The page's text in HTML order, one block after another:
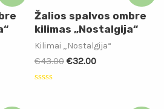
Žalios spalvos ombre
kilimas „Nostalgija“
Kilimai „Nostalgija“
€43.00 €32.00